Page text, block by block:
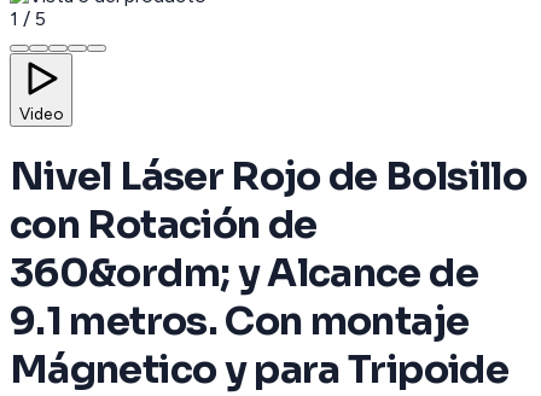
1 / 5
Video
Nivel Láser Rojo de Bolsillo
con Rotación de
360&ordm; y Alcance de
9.1 metros. Con montaje
Mágnetico y para Tripoide